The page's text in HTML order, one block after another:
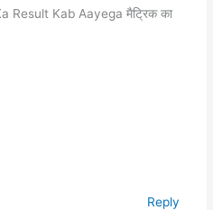
Result Kab Aayega मैट्रिक का
Reply